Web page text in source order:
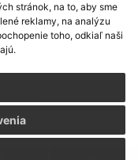
stránok, na to, aby sme
reklamy, na analýzu
toho, odkiaľ naši
s využitím RSS
Mapa stránok,web portál
,registrácia domény
prístupnosti